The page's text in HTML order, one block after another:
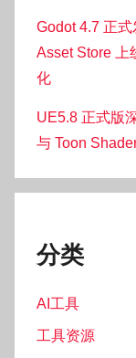
Godot 4.7 正
Asset Store 上
化
UE5.8 正式版
与 Toon
分类
AI工具
工具资源